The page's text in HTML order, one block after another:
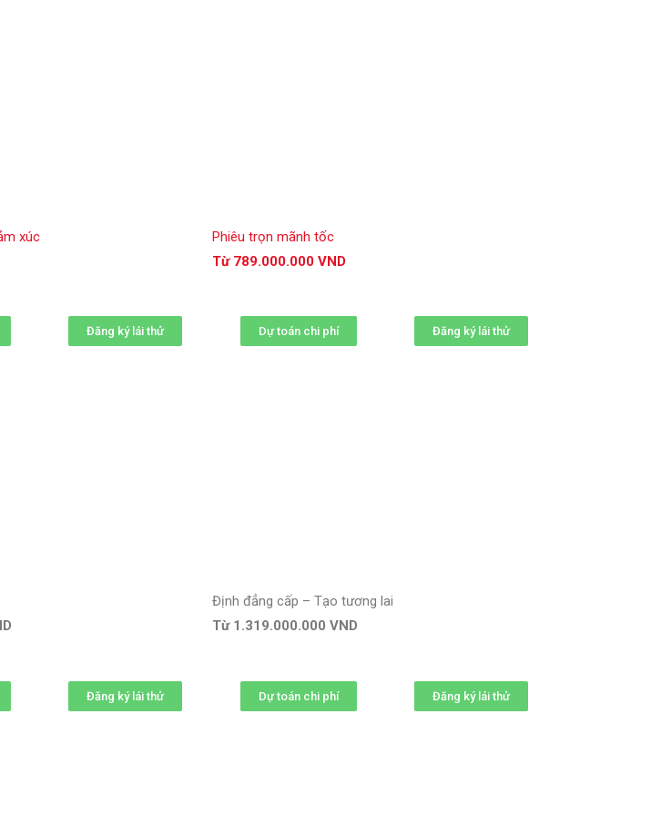
xúc
Đăng ký lái thử
Phiêu trọn mãnh tốc
Từ 789.000.000 VND
Dự toán chi phí Đăng ký lái thử
Đăng ký lái thử
Định đẳng cấp – Tạo tương lai
Từ 1.319.000.000 VND
Dự toán chi phí Đăng ký lái thử